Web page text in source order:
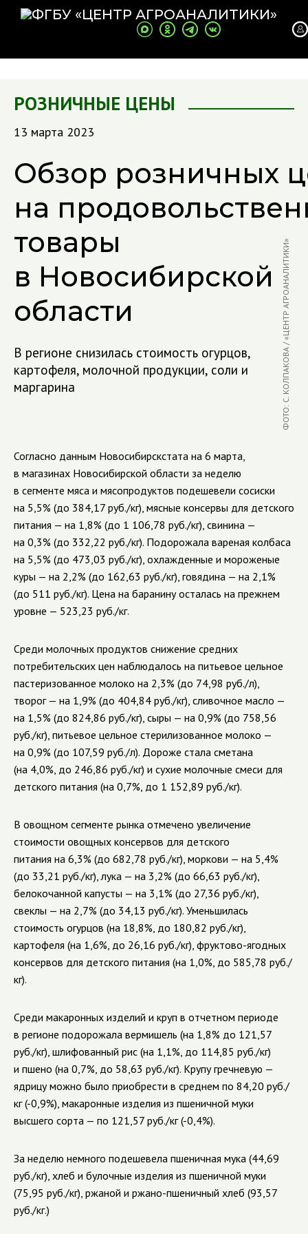
РОЗНИЧНЫЕ ЦЕНЫ
13 марта 2023
Обзор розничных
на
товары
в Новосибирской
области
В регионе снизилась стоимость огурцов,
картофеля, молочной продукции, соли и
маргарина
ФОТО: С. КОЛПАКОВА / «ЦЕНТР АГРОАНАЛИТИКИ»
Согласно данным Новосибирскстата на 6 марта,
в магазинах Новосибирской области за неделю
в сегменте мяса и мясопродуктов подешевели сосиски
на 5,5% (до 384,17 руб./кг), мясные консервы для детского
питания — на 1,8% (до 1 106,78 руб./кг), свинина —
на 0,3% (до 332,22 руб./кг). Подорожала вареная колбаса
на 5,5% (до 473,03 руб./кг), охлажденные и мороженые
куры — на 2,2% (до 162,63 руб./кг), говядина — на 2,1%
(до 511 руб./кг). Цена на баранину осталась на прежнем
уровне — 523,23 руб./кг.
Среди молочных продуктов снижение средних
потребительских цен наблюдалось на питьевое цельное
пастеризованное молоко на 2,3% (до 74,98 руб./л),
творог — на 1,9% (до 404,84 руб./кг), сливочное масло —
на 1,5% (до 824,86 руб./кг), сыры — на 0,9% (до 758,56
руб./кг), питьевое цельное стерилизованное молоко —
на 0,9% (до 107,59 руб./л). Дороже стала сметана
(на 4,0%, до 246,86 руб./кг) и сухие молочные смеси для
детского питания (на 0,7%, до 1 152,89 руб./кг).
В овощном сегменте рынка отмечено увеличение
стоимости овощных консервов для детского
питания на 6,3% (до 682,78 руб./кг), моркови — на 5,4%
(до 33,21 руб./кг), лука — на 3,2% (до 66,63 руб./кг),
белокочанной капусты — на 3,1% (до 27,36 руб./кг),
свеклы — на 2,7% (до 34,13 руб./кг). Уменьшилась
стоимость огурцов (на 18,8%, до 180,82 руб./кг),
картофеля (на 1,6%, до 26,16 руб./кг), фруктово-ягодных
консервов для детского питания (на 1,0%, до 585,78 руб./
кг).
Среди макаронных изделий и круп в отчетном периоде
в регионе подорожала вермишель (на 1,8% до 121,57
руб./кг), шлифованный рис (на 1,1%, до 114,85 руб./кг)
и пшено (на 0,7%, до 58,63 руб./кг). Крупу гречневую —
ядрицу можно было приобрести в среднем по 84,20 руб./
кг (-0,9%), макаронные изделия из пшеничной муки
высшего сорта — по 121,57 руб./кг (-0,4%).
За неделю немного подешевела пшеничная мука (44,69
руб./кг), хлеб и булочные изделия из пшеничной муки
(75,95 руб./кг), ржаной и ржано-пшеничный хлеб (93,57
руб./кг.)